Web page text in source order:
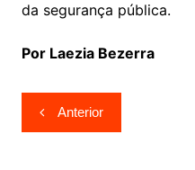
da segurança pública.
Por Laezia Bezerra
Navegação
de
Anterior